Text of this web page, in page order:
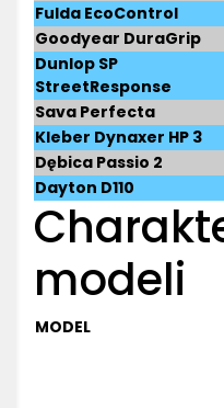
Fulda EcoControl
Goodyear DuraGrip
Dunlop SP
StreetResponse
Sava Perfecta
Kleber Dynaxer HP 3
Dębica Passio 2
Dayton D110
modeli
MODEL